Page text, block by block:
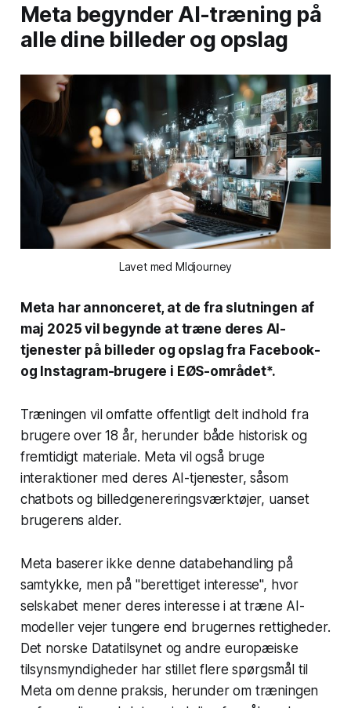
Meta begynder AI-træning på
alle dine billeder og opslag
Lavet med MIdjourney
Meta har annonceret, at de fra slutningen af
maj 2025 vil begynde at træne deres AI-
tjenester på billeder og opslag fra Facebook-
og Instagram-brugere i EØS-området*.
Træningen vil omfatte offentligt delt indhold fra
brugere over 18 år, herunder både historisk og
fremtidigt materiale. Meta vil også bruge
interaktioner med deres AI-tjenester, såsom
chatbots og billedgenereringsværktøjer, uanset
brugerens alder.
Meta baserer ikke denne databehandling på
samtykke, men på "berettiget interesse", hvor
selskabet mener deres interesse i at træne AI-
modeller vejer tungere end brugernes rettigheder.
Det norske Datatilsynet og andre europæiske
tilsynsmyndigheder har stillet flere spørgsmål til
Meta om denne praksis, herunder om træningen